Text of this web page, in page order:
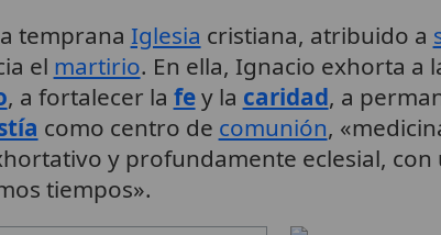
temprana Iglesia cristiana, atribuido a
el martirio. En ella, Ignacio exhorta a
, a fortalecer la fey la caridad, a
como centro de comunión,
y profundamente eclesial,
tiempos».